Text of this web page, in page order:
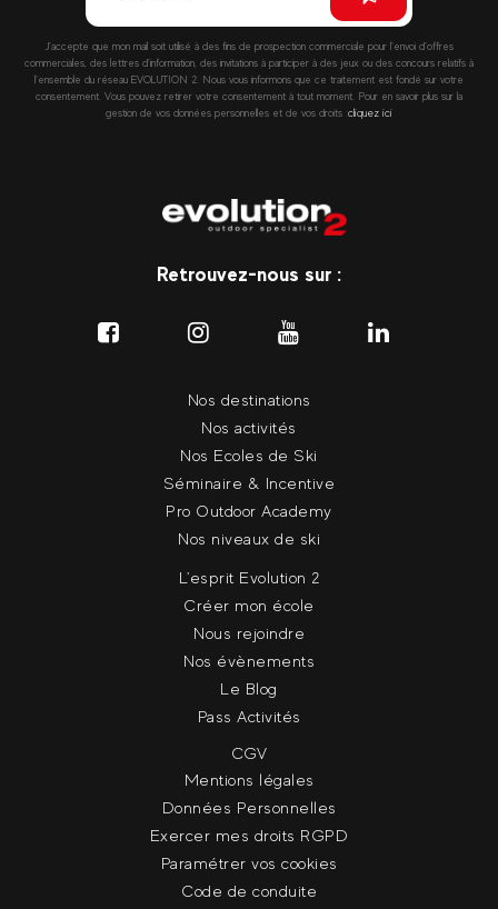
J’accepte que mon mail soit utilisé à des fins de prospection commerciale pour l’envoi d’offres
commerciales, des lettres d’information, des invitations à participer à des jeux ou des concours relatifs à
l’ensemble du réseau EVOLUTION 2. Nous vous informons que ce traitement est fondé sur votre
consentement. Vous pouvez retirer votre consentement à tout moment. Pour en savoir plus sur la
gestion de vos données personnelles et de vos droits :cliquez ici
Retrouvez-nous sur :
Nos destinations
Nos activités
Nos Ecoles de Ski
Séminaire & Incentive
Pro Outdoor Academy
Nos niveaux de ski
L'esprit Evolution 2
Créer mon école
Nous rejoindre
Nos évènements
Le Blog
Pass Activités
CGV
Mentions légales
Données Personnelles
Exercer mes droits RGPD
Paramétrer vos cookies
Code de conduite